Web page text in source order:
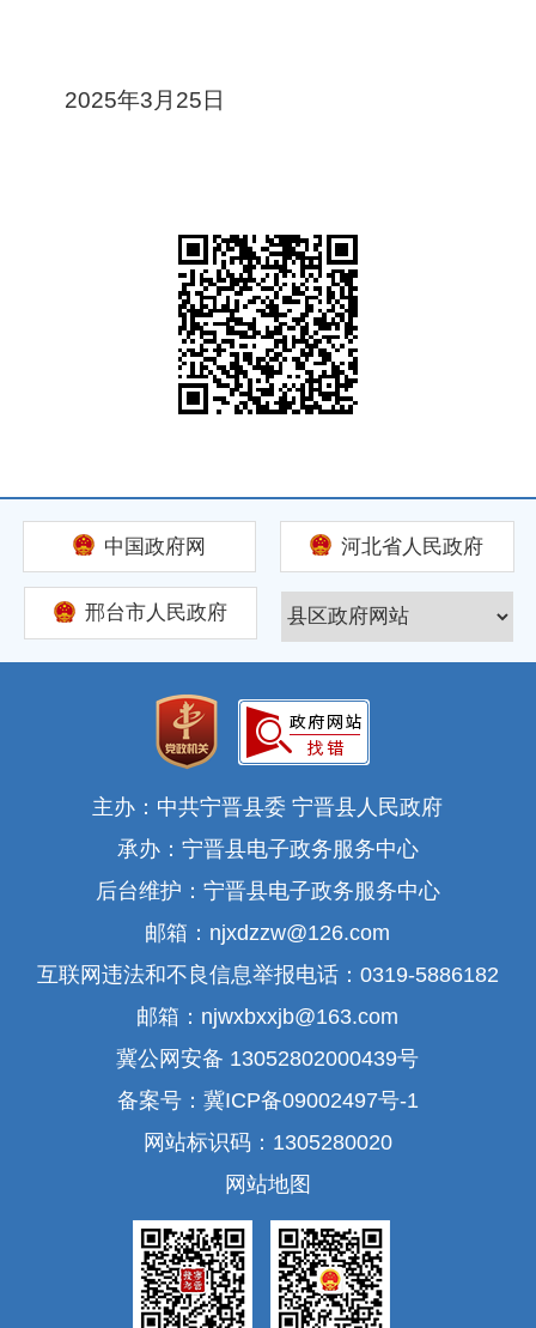
2025年3月25日
中国政府网 河北省人民政府
邢台市人民政府
主办：中共宁晋县委 宁晋县人民政府
承办：宁晋县电子政务服务中心
后台维护：宁晋县电子政务服务中心
邮箱：njxdzzw@126.com
互联网违法和不良信息举报电话：0319-5886182
邮箱：njwxbxxjb@163.com
冀公网安备 13052802000439号
备案号：冀ICP备09002497号-1
网站标识码：1305280020
网站地图